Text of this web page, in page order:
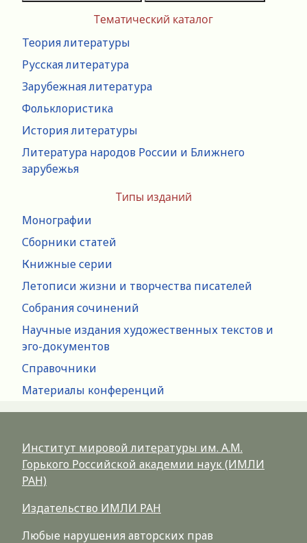
Тематический каталог
Теория литературы
Русская литература
Зарубежная литература
Фольклористика
История литературы
Литература народов России и Ближнего
зарубежья
Типы изданий
Монографии
Сборники статей
Книжные серии
Летописи жизни и творчества писателей
Собрания сочинений
Научные издания художественных текстов и
эго-документов
Справочники
Материалы конференций
Институт мировой литературы им. А.М.
Горького Российской академии наук (ИМЛИ
РАН)
Издательство ИМЛИ РАН
Любые нарушения авторских прав